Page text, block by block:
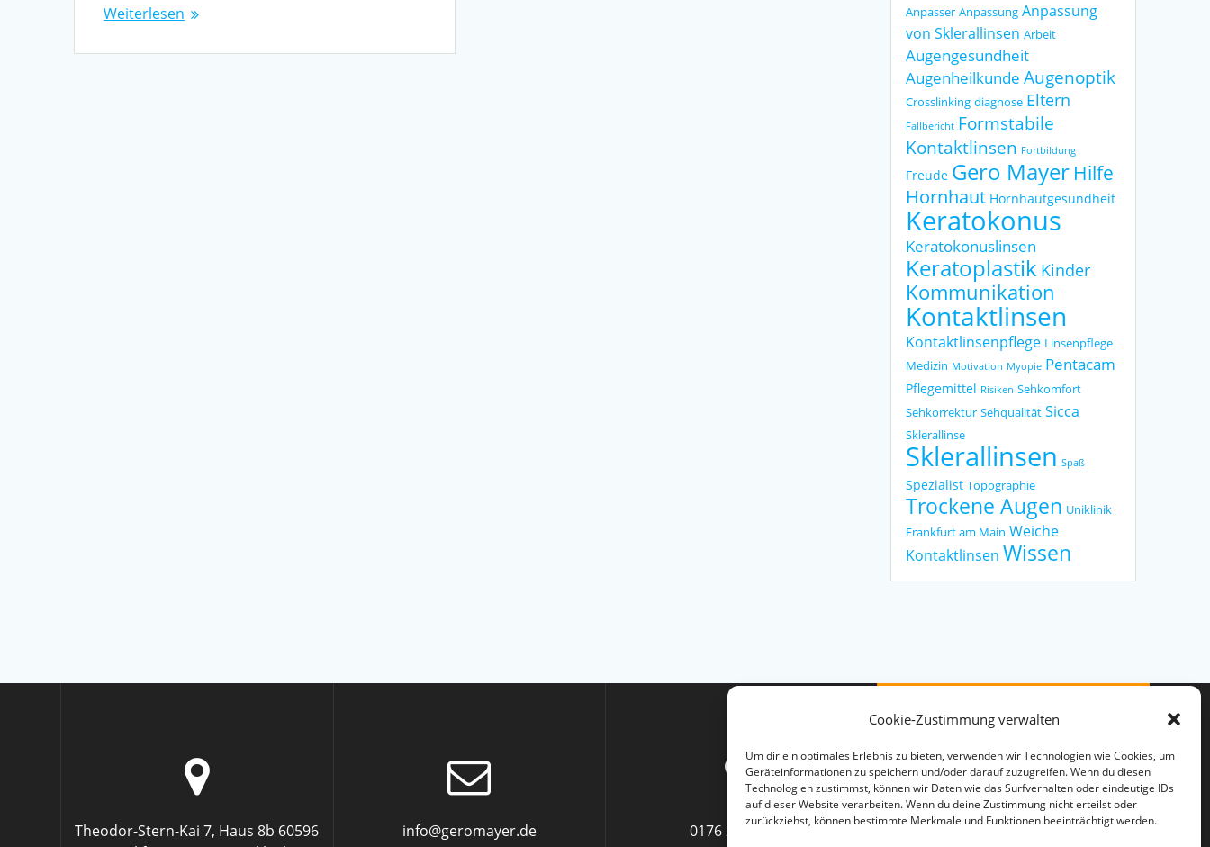
Cookie-Zustimmung verwalten
Um dir ein optimales Erlebnis zu bieten, verwenden wir Technologien wie Cookies, um
Geräteinformationen zu speichern und/oder darauf zuzugreifen. Wenn du diesen
Technologien zustimmst, können wir Daten wie das Surfverhalten oder eindeutige IDs
auf dieser Website verarbeiten. Wenn du deine Zustimmung nicht erteilst oder
zurückziehst, können bestimmte Merkmale und Funktionen beeinträchtigt werden.
Weiterlesen
Anpasser Anpassung Anpassung
von Sklerallinsen Arbeit
Augengesundheit
Augenheilkunde Augenoptik
Crosslinking diagnose Eltern
Fallbericht Formstabile
Kontaktlinsen Fortbildung
Freude Gero Mayer Hilfe
Hornhaut Hornhautgesundheit
Keratokonus
Keratokonuslinsen
Keratoplastik Kinder
Kommunikation
Kontaktlinsen
Kontaktlinsenpflege Linsenpflege
Medizin Motivation Myopie Pentacam
Pflegemittel Risiken Sehkomfort
Sehkorrektur Sehqualität Sicca
Sklerallinse
Sklerallinsen Spaß
Spezialist Topographie
Trockene Augen Uniklinik
Frankfurt am Main Weiche
Kontaktlinsen Wissen
Theodor-Stern-Kai 7, Haus 8b 60596
info@geromayer.de 0176 2285 6872
© 2026 Gero Mayer. WordPress
mit demMesmerize-Theme